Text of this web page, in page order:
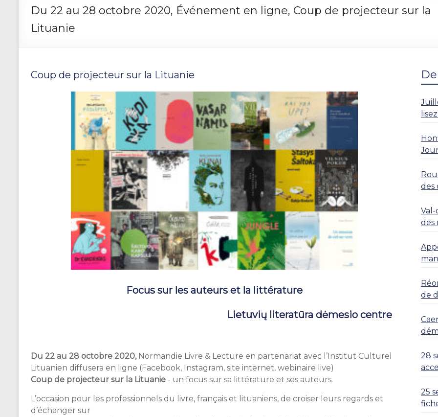
Du 22 au 28 octobre 2020, Événement en ligne, Coup de projecteur sur la
Lituanie
Coup de projecteur sur la Lituanie
Focus sur les auteurs et la littérature
Lietuvių literatūra dėmesio centre
Du 22 au 28 octobre 2020,Normandie Livre & Lecture en partenariat avec l’Institut Culturel
Lituanien diffusera en ligne (Facebook, Instagram, site internet, webinaire live)
Coup de projecteur sur la Lituanie - un focus sur sa littérature et ses auteurs.
L’occasion pour les professionnels du livre, français et lituaniens, de croiser leurs regards et
d’échanger sur
des
des
de
28
25